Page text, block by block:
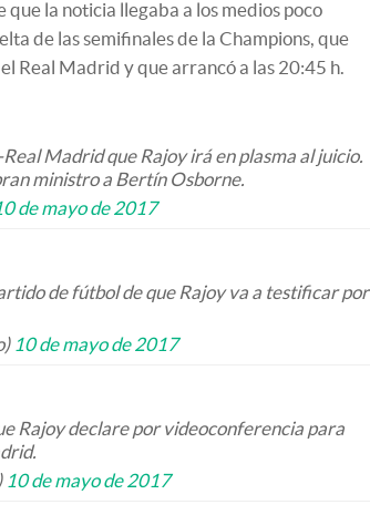
la noticia llegaba a los medios poco
de las semifinales de la Champions, que
Real Madrid y que arrancó a las 20:45 h.
Madrid que Rajoy irá en plasma al juicio.
ministro a Bertín Osborne.
de mayo de 2017
de fútbol de que Rajoy va a testificar por
10 de mayo de 2017
Rajoy declare por videoconferencia para
10 de mayo de 2017